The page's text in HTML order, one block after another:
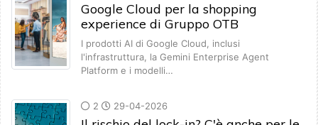
Google Cloud per la shopping
experience di Gruppo OTB
I prodotti AI di Google Cloud, inclusi
l'infrastruttura, la Gemini Enterprise Agent
Platform e i modelli…
2 29-04-2026